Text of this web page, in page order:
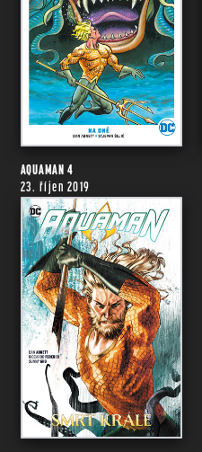
AQUAMAN 4
23. říjen 2019